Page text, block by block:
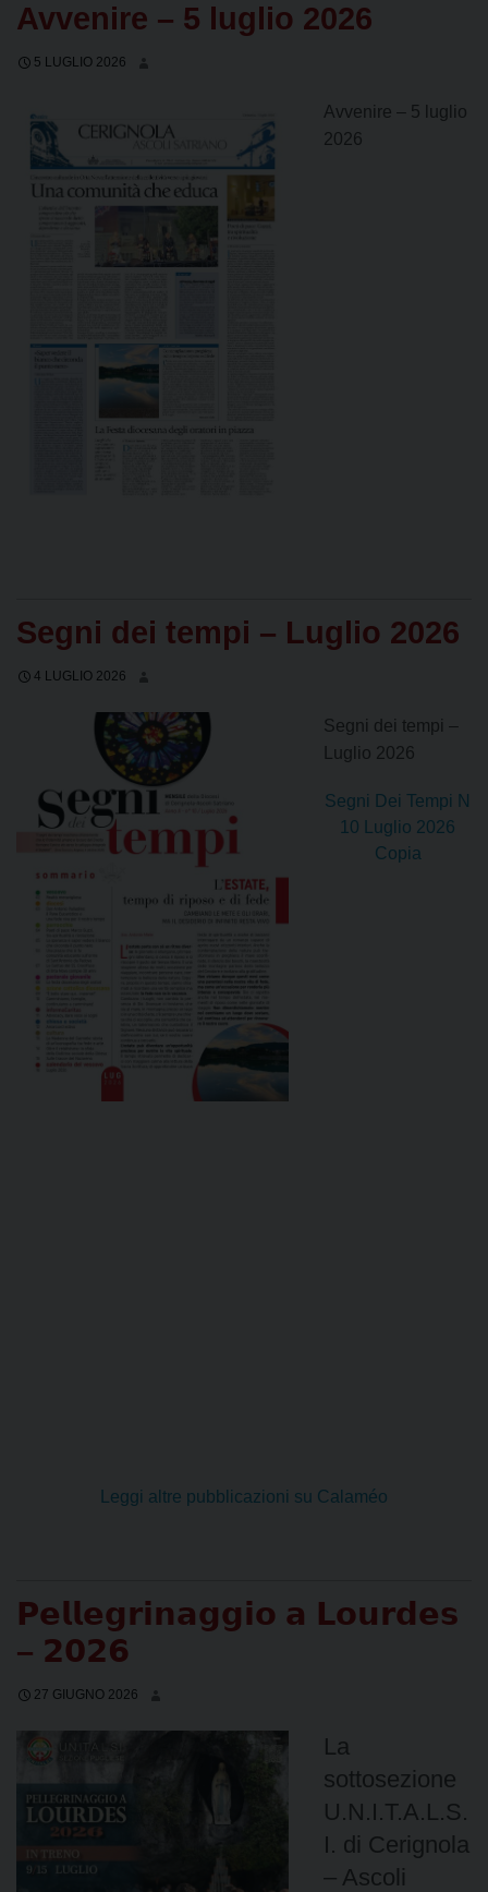
Avvenire – 5 luglio 2026
5 LUGLIO 2026
Avvenire – 5 luglio
2026
Segni dei tempi – Luglio 2026
4 LUGLIO 2026
Segni dei tempi –
Luglio 2026
Segni Dei Tempi N
10 Luglio 2026
Copia
Leggi altre pubblicazioni su Calaméo
𝗣𝗲𝗹𝗹𝗲𝗴𝗿𝗶𝗻𝗮𝗴𝗴𝗶𝗼 𝗮 𝗟𝗼𝘂𝗿𝗱𝗲𝘀
– 𝟮𝟬𝟮𝟲
27 GIUGNO 2026
La
sottosezione
U.N.I.T.A.L.S.
I. di Cerignola
– Ascoli